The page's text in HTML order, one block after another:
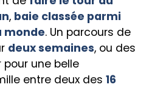
, baie classée parmi
monde. Un parcours de
deux semaines, ou des
une belle
entre deux des 16